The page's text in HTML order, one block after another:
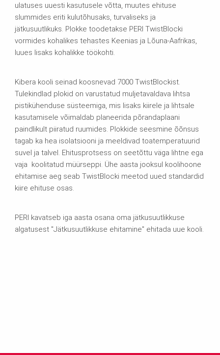
ulatuses uuesti kasutusele võtta, muutes ehituse
slummides eriti kulutõhusaks, turvaliseks ja
jätkusuutlikuks. Plokke toodetakse PERI TwistBlocki
vormides kohalikes tehastes Keenias ja Lõuna-Aafrikas,
luues lisaks kohalikke töökohti.
Kibera kooli seinad koosnevad 7000 TwistBlockist.
Tulekindlad plokid on varustatud muljetavaldava lihtsa
pistikühenduse süsteemiga, mis lisaks kiirele ja lihtsale
kasutamisele võimaldab planeerida põrandaplaani
paindlikult piiratud ruumides. Plokkide seesmine õõnsus
tagab ka hea isolatsiooni ja meeldivad toatemperatuurid
suvel ja talvel. Ehitusprotsess on seetõttu väga lihtne ega
vaja koolitatud müürseppi. Ühe aasta jooksul koolihoone
ehitamise aeg seab TwistBlocki meetod uued standardid
kiire ehituse osas.
PERI kavatseb iga aasta osana oma jätkusuutlikkuse
algatusest "Jätkusuutlikkuse ehitamine" ehitada uue kooli.